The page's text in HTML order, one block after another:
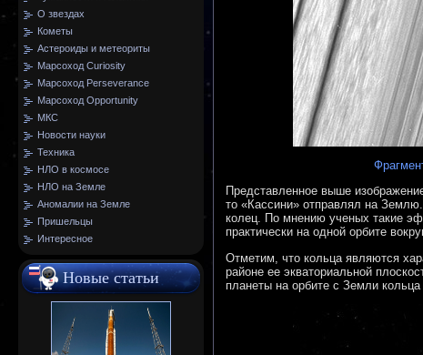
О звездах
Кометы
Астероиды и метеориты
Марсоход Curiosity
Марсоход Perseverance
Марсоход Opportunity
МКС
Новости науки
Техника
НЛО в космосе
НЛО на Земле
Аномалии на Земле
Пришельцы
Интересное
Новые статьи
Представленное выше
то «Кассини» отправлял на
колец. По мнению ученых такие
практически на одной орбите
Отметим, что кольца являются
районе ее экваториальной
планеты на орбите с Земли